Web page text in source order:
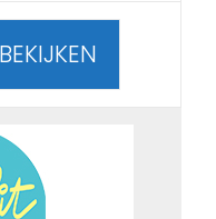
BEKIJKEN